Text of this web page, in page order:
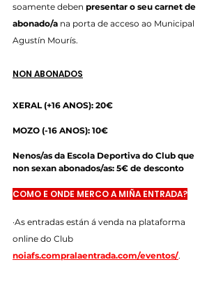
soamente deben presentar o seu carnet de
abonado/a na porta de acceso ao Municipal
Agustín Mourís.
NON ABONADOS
XERAL (+16 ANOS): 20€
MOZO (-16 ANOS): 10€
Nenos/as da Escola Deportiva do Club que
non sexan abonados/as: 5€ de desconto
COMO E ONDE MERCO A MIÑA ENTRADA?
·As entradas están á venda na plataforma
online do Club
noiafs.compralaentrada.com/eventos/.